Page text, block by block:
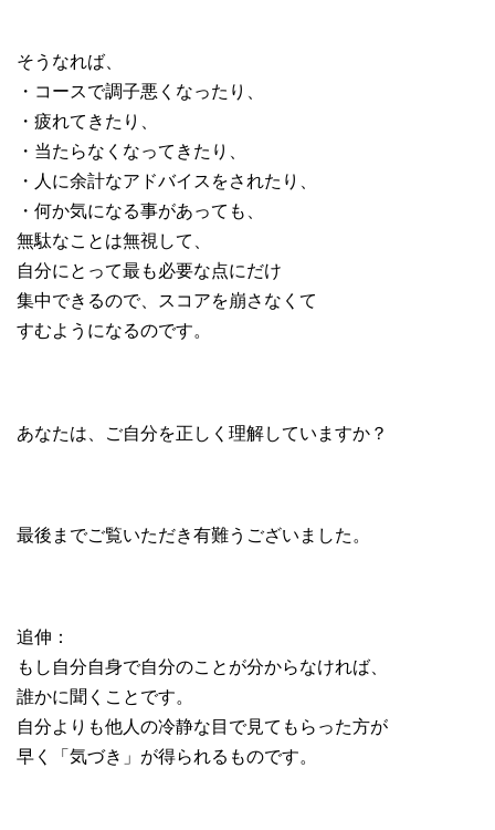
そうなれば、
・コースで調子悪くなったり、
・疲れてきたり、
・当たらなくなってきたり、
・人に余計なアドバイスをされたり、
・何か気になる事があっても、
無駄なことは無視して、
自分にとって最も必要な点にだけ
集中できるので、スコアを崩さなくて
すむようになるのです。
あなたは、ご自分を正しく理解していますか？
最後までご覧いただき有難うございました。
追伸：
もし自分自身で自分のことが分からなければ、
誰かに聞くことです。
自分よりも他人の冷静な目で見てもらった方が
早く「気づき」が得られるものです。